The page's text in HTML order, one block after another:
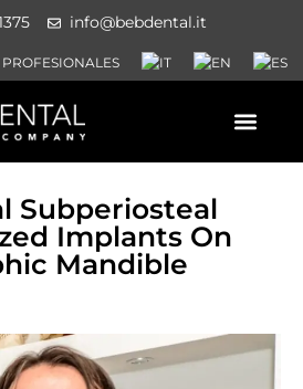
info@bebdental.it
PROFESIONALES
Subperiosteal
Implants On
Mandible